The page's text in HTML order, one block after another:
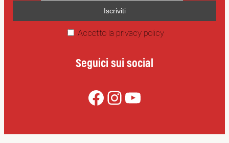
Accetto la privacy policy
Seguici sui social
Facebook InstagramYouTube